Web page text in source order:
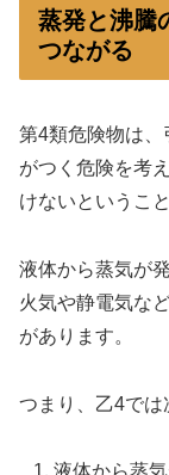
蒸発と沸騰
つながる
第4類危険物は、
がつく危険を考
けないということ
液体から蒸気が
火気や静電気な
があります。
つまり、乙4では